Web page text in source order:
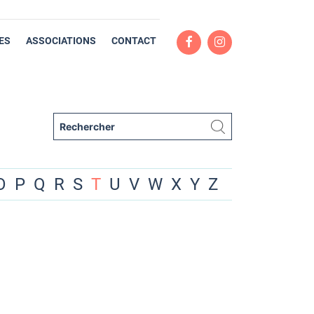
ASSOCIATIONS CONTACT
P Q R S T U V W X Y Z